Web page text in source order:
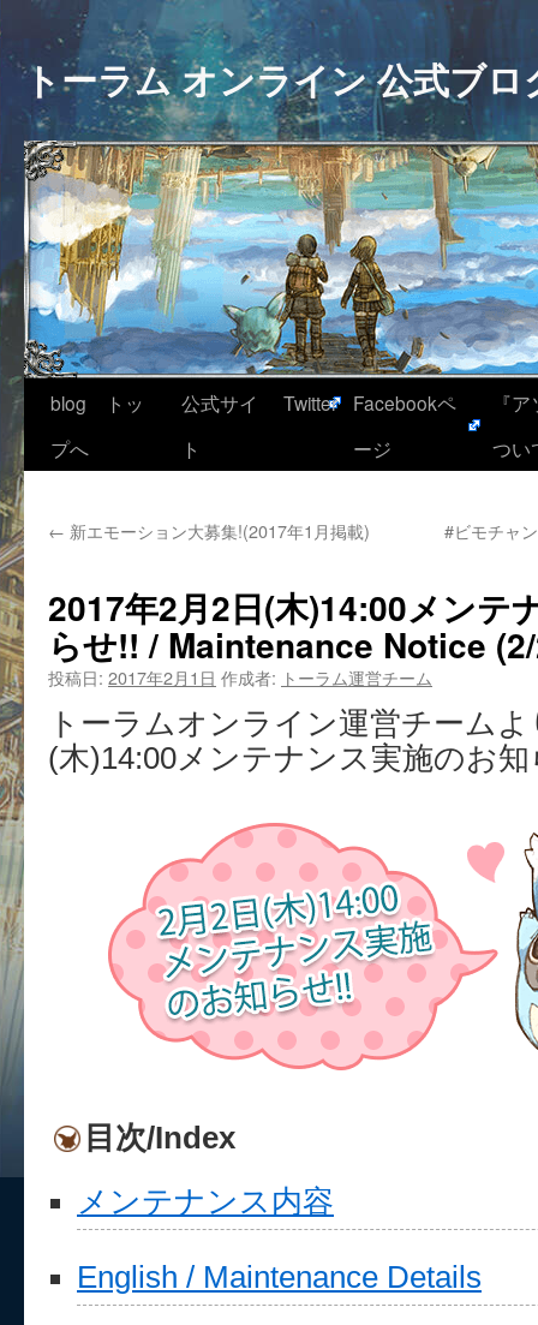
トーラム オンライン 公式ブロ
blog トッ
プへ
公式サイ
ト
Twitter
Facebookペ
ージ
『
つい
← 新エモーション大募集!(2017年1月掲載) #ビモチャ
2017年2月2日(木)14:00メンテ
らせ!! / Maintenance Notice
投稿日: 2017年2月1日 作成者: トーラム運営チーム
トーラムオンライン運営チーム
(木)14:00メンテナンス実施のお
目次/Index
メンテナンス内容
English / Maintenance Details